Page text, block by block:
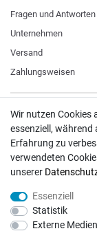
Fragen und Antworten
Unternehmen
Versand
Zahlungsweisen
ZAHLUNGSARTEN
Paypal
VISA /
DHL
Wir nutzen Cookies
essenziell, während
Erfahrung zu
verwendeten
unserer
Essenziell
Statistik
Externe Medien